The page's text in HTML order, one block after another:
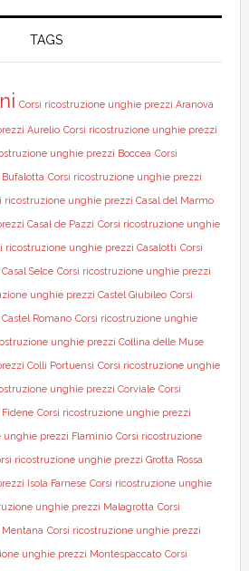
TAGS
Corsi ricostruzione unghie prezzi Aranova
Aurelio Corsi ricostruzione unghie prezzi
unghie prezzi Boccea Corsi
Corsi ricostruzione unghie prezzi
ricostruzione unghie prezzi Casal del Marmo
Casal de Pazzi Corsi ricostruzione unghie
ricostruzione unghie prezzi Casalotti Corsi
Selce Corsi ricostruzione unghie prezzi
unghie prezzi Castel Giubileo Corsi
Romano Corsi ricostruzione unghie
unghie prezzi Collina delle Muse
Colli Portuensi Corsi ricostruzione unghie
unghie prezzi Corviale Corsi
Corsi ricostruzione unghie prezzi
unghie prezzi Flaminio Corsi ricostruzione
ricostruzione unghie prezzi Grotta Rossa
Isola Farnese Corsi ricostruzione unghie
unghie prezzi Malagrotta Corsi
Corsi ricostruzione unghie prezzi
unghie prezzi Montespaccato Corsi